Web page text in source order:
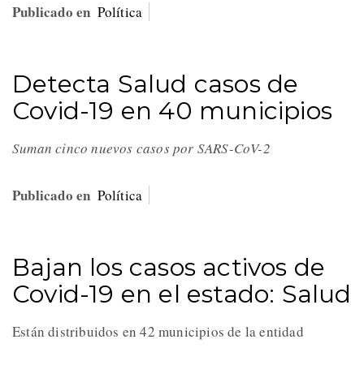
Publicado en Política
Detecta Salud casos de
Covid-19 en 40 municipios
Suman cinco nuevos casos por SARS-CoV-2
Publicado en Política
Bajan los casos activos de
Covid-19 en el estado: Salud
Están distribuidos en 42 municipios de la entidad